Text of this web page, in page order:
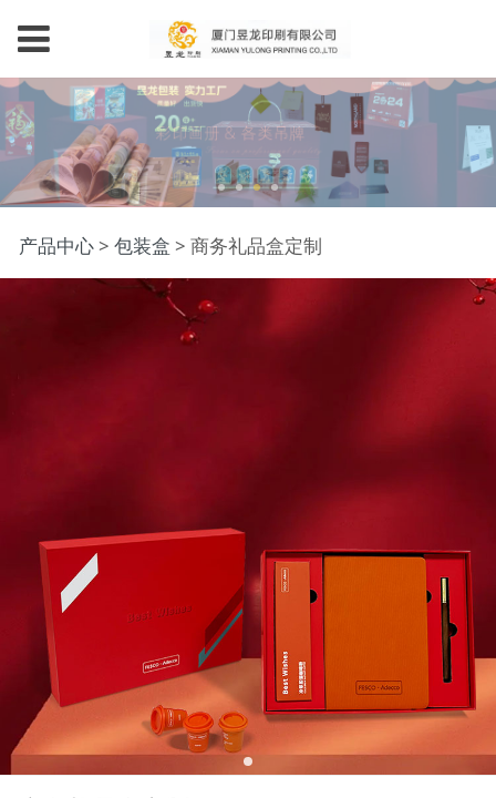
商务礼品盒定制
产品中心> 包装盒 > 商务礼品盒定制